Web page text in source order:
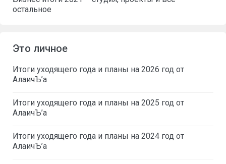
остальное
Это личное
Итоги уходящего года и планы на 2026 год от
АлаичЪ’а
Итоги уходящего года и планы на 2025 год от
АлаичЪ’а
Итоги уходящего года и планы на 2024 год от
АлаичЪ’а